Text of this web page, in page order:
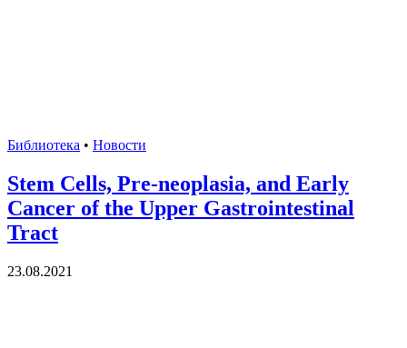
Библиотека • Новости
Stem Cells, Pre-neoplasia, and Early
Cancer of the Upper Gastrointestinal
Tract
23.08.2021